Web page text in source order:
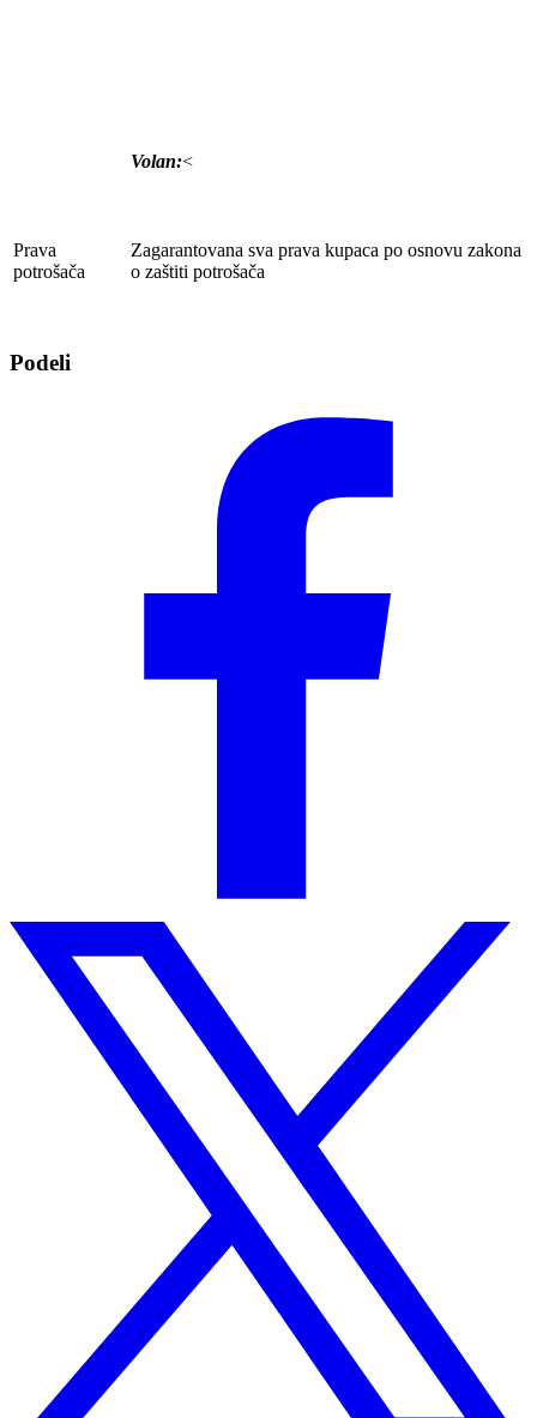
Volan:<
Prava
potrošača
Zagarantovana sva prava kupaca po osnovu zakona
o zaštiti potrošača
Podeli